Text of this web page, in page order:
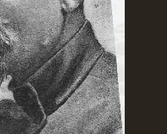
SOCIALISMU
FAKTA